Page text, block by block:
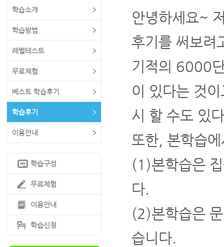
학습소개
학습방법
레벨테스트
무료체험
베스트 학습후기
학습후기
이용안내
학습구성
무료체험
이용안내
학습신청
안녕하세요~
후기를 써보려
기적의 6000
이 있다는 것
시 할 수도 있
또한, 본학습
(1)본학습은
다.
(2)본학습은
습니다.